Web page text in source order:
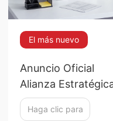
El más nuevo
Anuncio Oficial
Alianza
Haga clic para